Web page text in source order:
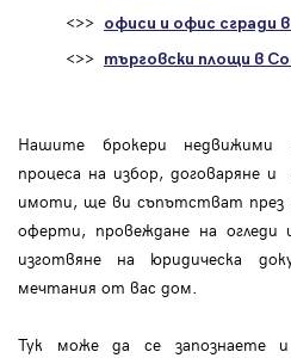
<>> офиси и офис сгради
<>> търговски площи в
Нашите брокери недвижими
процеса на избор, договаряне
имоти, ще ви съпътстват през
оферти, провеждане на огледи
изготвяне на юридическа
мечтания от вас дом.
Тук може да се запознаете